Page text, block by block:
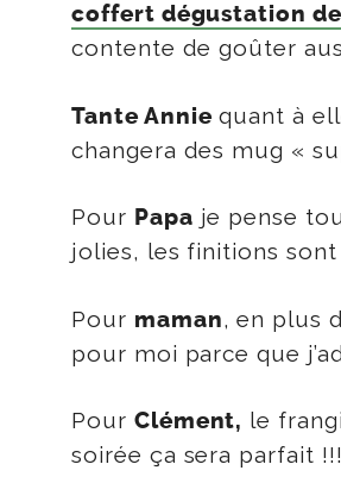
coffert dégustation de
contente de goûter
Tante Anniequant à
changera des mug «
Pour Papa je pense
jolies, les finitions sont
Pour maman, en plus
pour moi parce que
Pour Clément, le
soirée ça sera parfait